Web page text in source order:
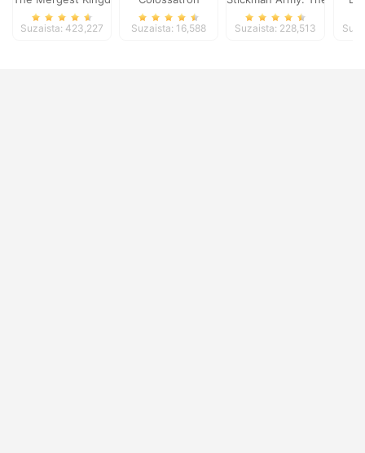
Suzaista: 423,227 Suzaista: 16,588 Suzaista: 228,513